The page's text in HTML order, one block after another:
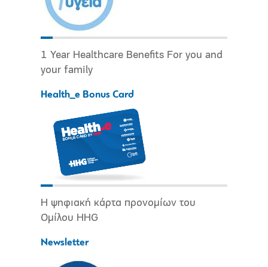
1 Year Healthcare Benefits For you and
your family
Health_e Bonus Card
Η ψηφιακή κάρτα προνομίων του
Ομίλου HHG
Newsletter